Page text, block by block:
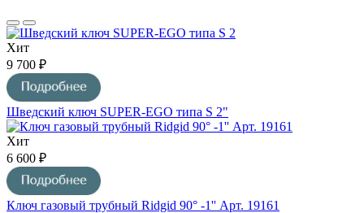
Хит
9 700 ₽
Шведский ключ SUPER-EGO типа S 2"
Хит
6 600 ₽
Ключ газовый трубный Ridgid 90° -1'' Арт. 19161